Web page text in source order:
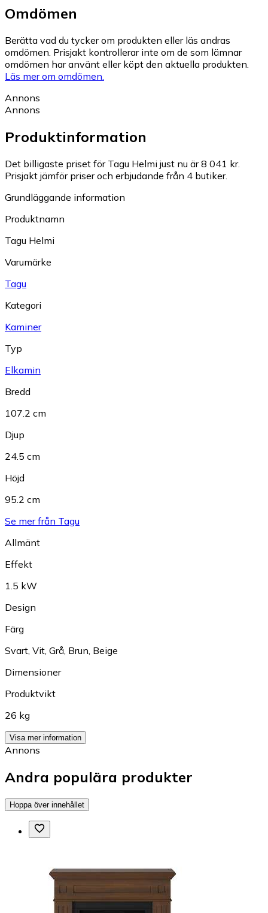
Omdömen
Berätta vad du tycker om produkten eller läs andras
omdömen. Prisjakt kontrollerar inte om de som lämnar
omdömen har använt eller köpt den aktuella produkten.
Läs mer om omdömen.
Annons
Annons
Produktinformation
Det billigaste priset för Tagu Helmi just nu är 8 041 kr.
Prisjakt jämför priser och erbjudande från 4 butiker.
Grundläggande information
Produktnamn
Tagu Helmi
Varumärke
Tagu
Kategori
Kaminer
Typ
Elkamin
Bredd
107.2 cm
Djup
24.5 cm
Höjd
95.2 cm
Se mer från Tagu
Allmänt
Effekt
1.5 kW
Design
Färg
Svart, Vit, Grå, Brun, Beige
Dimensioner
Produktvikt
26 kg
Visa mer information
Annons
Andra populära produkter
Hoppa över innehållet